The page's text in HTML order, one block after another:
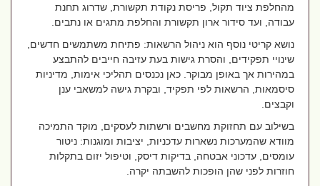
מהחלפת ציוד תקול, פריסת נקודת תקשורת, שדרוג תחנת
עבודה, ועד סידור ארון תקשורת והחלפת מתגים או נתבים.
נושא קריטי נוסף הוא ניהול הרשאות: פתיחת משתמשים חדשים,
שינויי תפקידים, והסרת גישות בעת עזיבה חייבים להתבצע
במהירות אך באופן מבוקר. כאן נכנסים תהליכי אימות, מדיניות
סיסמאות, הרשאות לפי תפקיד, ובקרת גישה למשאבי ענן
וקבצים.
בשילוב עם תחזוקת מחשבים ורשתות לעסקים, מוקד התמיכה
מוודא שהמערכות נשארות עדכניות, יציבות ומוגנות: ניטור
עומסים, עדכוני אבטחה, בדיקות דיסק, וטיפול יזום בתקלות
חוזרות לפני שהן הופכות להשבתה יקרה.